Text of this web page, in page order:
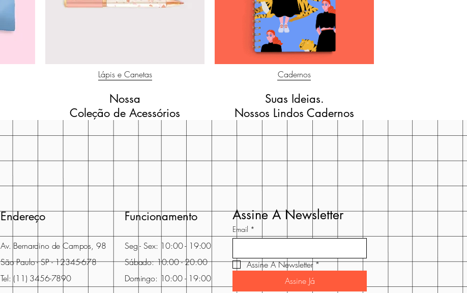
Lápis e Canetas
Nossa
Coleção de Acessórios
Cadernos
Suas Ideias.
Nossos Lindos Cadernos
Endereço Funcionamento
Av. Bernardino de Campos, 98
São Paulo - SP - 12345-678
Tel: (11) 3456-7890
Seg - Sex: 10:00 - 19:00
Sábado: 10:00 - 20:00
Domingo: 10:00 - 19:00
Assine A Newsletter
Email *
Assine A Newsletter*
Assine Já